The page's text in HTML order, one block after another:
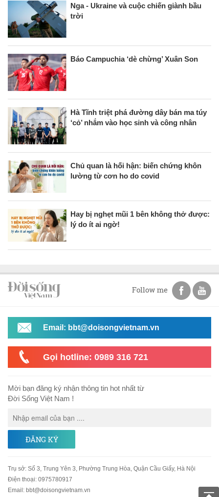
Nga - Ukraine và cuộc chiến giành bầu
trời
Báo Campuchia ‘dè chừng’ Xuân Son
Hà Tĩnh triệt phá đường dây bán ma túy
‘cỏ’ nhắm vào học sinh và công nhân
Chủ quan là hối hận: biến chứng khôn
lường từ cơn ho do covid
Hay bị nghẹt mũi 1 bên không thở được:
lý do ít ai ngờ!
Follow me
Email: bbt@doisongvietnam.vn
Gọi hotline: 0989 316 721
Mời bạn đăng ký nhận thông tin hot nhất từ
Đời Sống Việt Nam !
ĐĂNG KÝ
Trụ sở: Số 3, Trung Yên 3, Phường Trung Hòa, Quận Cầu Giấy, Hà Nội
Điện thoại: 0975780917
Email : bbt@doisongvietnam.vn